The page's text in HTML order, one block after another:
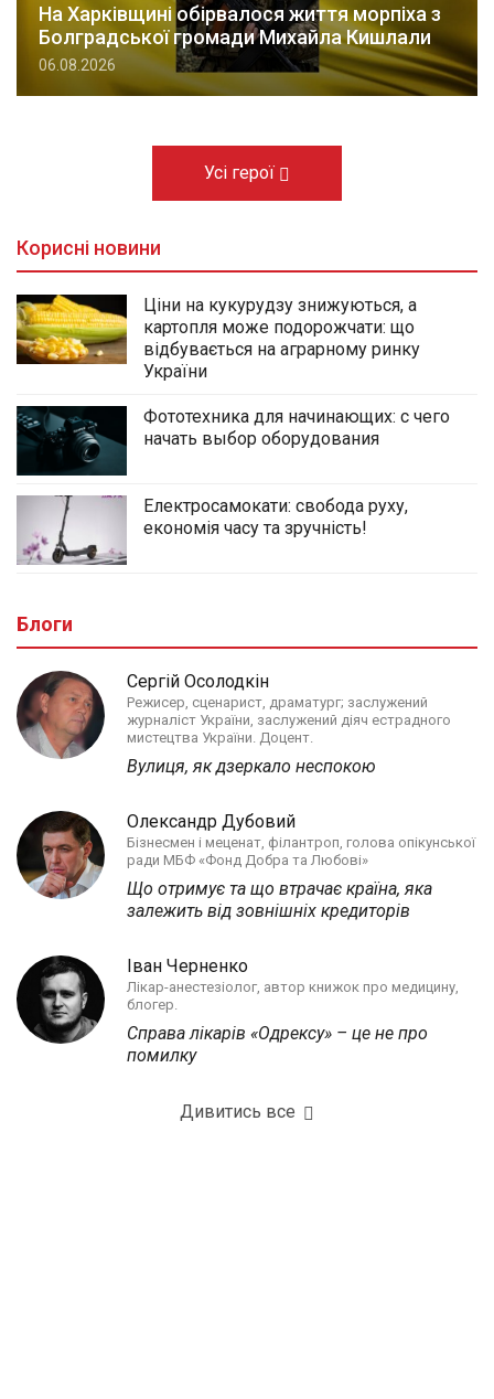
На Харківщині обірвалося життя морпіха з
Болградської громади Михайла Кишлали
06.08.2026
Усі герої
Корисні новини
Ціни на кукурудзу знижуються, а
картопля може подорожчати: що
відбувається на аграрному ринку
України
Фототехника для начинающих: с чего
начать выбор оборудования
Електросамокати: свобода руху,
економія часу та зручність!
Блоги
Сергій Осолодкін
Режисер, сценарист, драматург; заслужений
журналіст України, заслужений діяч естрадного
мистецтва України. Доцент.
Вулиця, як дзеркало неспокою
Олександр Дубовий
Бізнесмен і меценат, філантроп, голова опікунської
ради МБФ «Фонд Добра та Любові»
Що отримує та що втрачає країна, яка
залежить від зовнішніх кредиторів
Іван Черненко
Лікар-анестезіолог, автор книжок про медицину,
блогер.
Справа лікарів «Одрексу» – це не про
помилку
Дивитись все